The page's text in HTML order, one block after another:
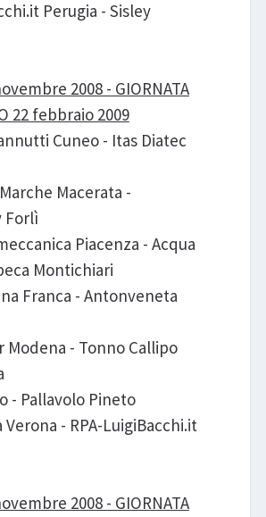
Perugia - Sisley
2008 - GIORNATA
22 febbraio 2009
Cuneo - Itas Diatec
Macerata -
Forlì
Piacenza - Acqua
Montichiari
Franca - Antonveneta
- Tonno Callipo
- Pallavolo Pineto
Verona - RPA-LuigiBacchi.it
2008 - GIORNATA